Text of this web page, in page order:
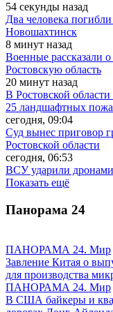
54 секунды назад
Два человека
Новошахтинск
8 минут назад
Военные рассказали
Ростовскую область
20 минут назад
В Ростовской
25 ландшафтных
сегодня, 09:04
Суд вынес приговор
Ростовской области
сегодня, 06:53
ВСУ ударили дронами
Показать ещё
Панорама 24
ПАНОРАМА 24. Мир
Завление Китая о
для производства
ПАНОРАМА 24. Мир
В США байкеры и